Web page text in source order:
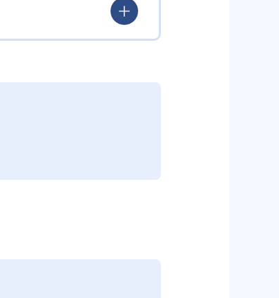
て表現力も養う。
子どもの総合的な能力を